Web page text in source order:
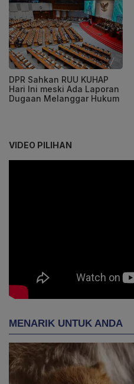
DPR Sahkan RUU KUHAP
Hari Ini meski Ada Laporan
Dugaan Melanggar Hukum
VIDEO PILIHAN